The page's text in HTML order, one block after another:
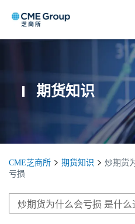
期货知识
CME芝商所 期货知识
炒期货
亏损